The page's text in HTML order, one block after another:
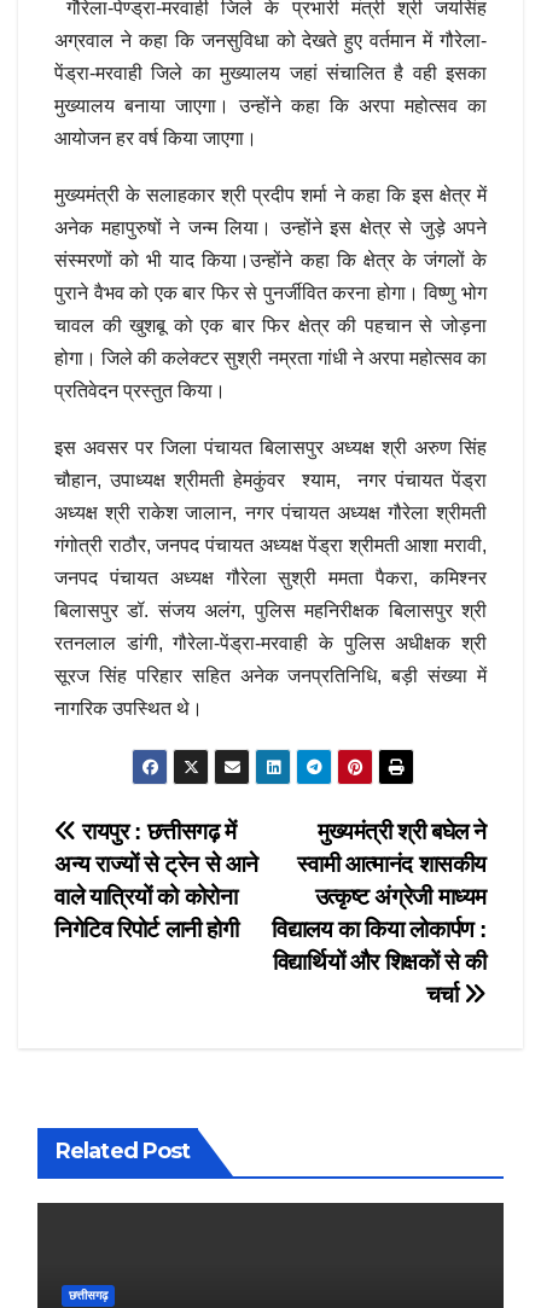
गौरेला-पेण्ड्रा-मरवाही जिले के प्रभारी मंत्री श्री जयसिंह
अग्रवाल ने कहा कि जनसुविधा को देखते हुए वर्तमान में गौरेला-
पेंड्रा-मरवाही जिले का मुख्यालय जहां संचालित है वही इसका
मुख्यालय बनाया जाएगा। उन्होंने कहा कि अरपा महोत्सव का
आयोजन हर वर्ष किया जाएगा।
मुख्यमंत्री के सलाहकार श्री प्रदीप शर्मा ने कहा कि इस क्षेत्र में
अनेक महापुरुषों ने जन्म लिया। उन्होंने इस क्षेत्र से जुड़े अपने
संस्मरणों को भी याद किया।उन्होंने कहा कि क्षेत्र के जंगलों के
पुराने वैभव को एक बार फिर से पुनर्जीवित करना होगा। विष्णु भोग
चावल की खुशबू को एक बार फिर क्षेत्र की पहचान से जोड़ना
होगा। जिले की कलेक्टर सुश्री नम्रता गांधी ने अरपा महोत्सव का
प्रतिवेदन प्रस्तुत किया।
इस अवसर पर जिला पंचायत बिलासपुर अध्यक्ष श्री अरुण सिंह
चौहान, उपाध्यक्ष श्रीमती हेमकुंवर श्याम, नगर पंचायत पेंड्रा
अध्यक्ष श्री राकेश जालान, नगर पंचायत अध्यक्ष गौरेला श्रीमती
गंगोत्री राठौर, जनपद पंचायत अध्यक्ष पेंड्रा श्रीमती आशा मरावी,
जनपद पंचायत अध्यक्ष गौरेला सुश्री ममता पैकरा, कमिश्नर
बिलासपुर डॉ. संजय अलंग, पुलिस महनिरीक्षक बिलासपुर श्री
रतनलाल डांगी, गौरेला-पेंड्रा-मरवाही के पुलिस अधीक्षक श्री
सूरज सिंह परिहार सहित अनेक जनप्रतिनिधि, बड़ी संख्या में
नागरिक उपस्थित थे।
Post
navigation
मुख्यमंत्री श्री बघेल ने
स्वामी आत्मानंद शासकीय
उत्कृष्ट अंग्रेजी माध्यम
विद्यालय का किया लोकार्पण :
विद्यार्थियों और शिक्षकों से की
चर्चा
रायपुर : छत्तीसगढ़ में
अन्य राज्यों से ट्रेन से आने
वाले यात्रियों को कोरोना
निगेटिव रिपोर्ट लानी होगी
Related Post
छत्तीसगढ़